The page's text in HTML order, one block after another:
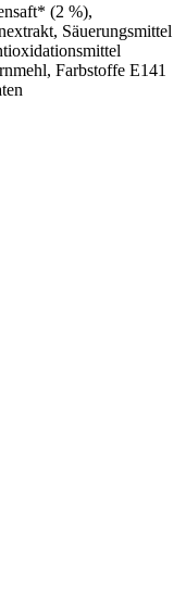
(2 %),
Säuerungsmittel
Farbstoffe E141